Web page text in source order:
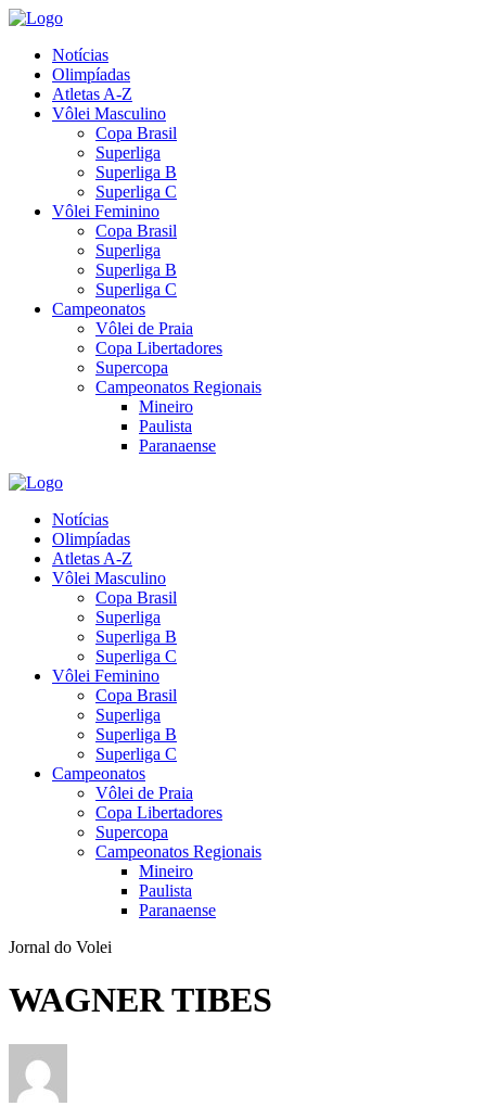
Notícias
Olimpíadas
Atletas A-Z
Vôlei Masculino
Copa Brasil
Superliga
Superliga B
Superliga C
Vôlei Feminino
Copa Brasil
Superliga
Superliga B
Superliga C
Campeonatos
Vôlei de Praia
Copa Libertadores
Supercopa
Campeonatos Regionais
Mineiro
Paulista
Paranaense
Notícias
Olimpíadas
Atletas A-Z
Vôlei Masculino
Copa Brasil
Superliga
Superliga B
Superliga C
Vôlei Feminino
Copa Brasil
Superliga
Superliga B
Superliga C
Campeonatos
Vôlei de Praia
Copa Libertadores
Supercopa
Campeonatos Regionais
Mineiro
Paulista
Paranaense
Jornal do Volei
WAGNER TIBES